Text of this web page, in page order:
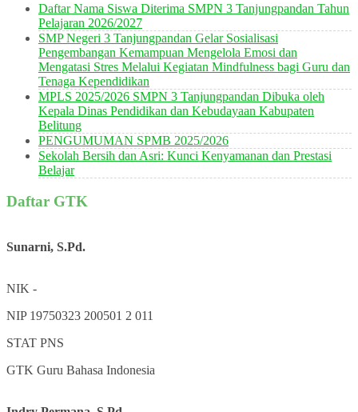
Daftar Nama Siswa Diterima SMPN 3 Tanjungpandan Tahun
Pelajaran 2026/2027
SMP Negeri 3 Tanjungpandan Gelar Sosialisasi
Pengembangan Kemampuan Mengelola Emosi dan
Mengatasi Stres Melalui Kegiatan Mindfulness bagi Guru dan
Tenaga Kependidikan
MPLS 2025/2026 SMPN 3 Tanjungpandan Dibuka oleh
Kepala Dinas Pendidikan dan Kebudayaan Kabupaten
Belitung
PENGUMUMAN SPMB 2025/2026
Sekolah Bersih dan Asri: Kunci Kenyamanan dan Prestasi
Belajar
Daftar GTK
Sunarni, S.Pd.
NIK -
NIP 19750323 200501 2 011
STAT PNS
GTK Guru Bahasa Indonesia